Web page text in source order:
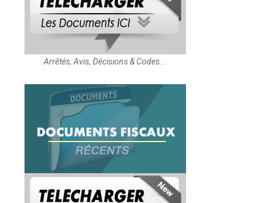
Arrêtés, Avis, Décisions & Codes...